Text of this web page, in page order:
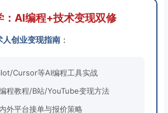
：AI编程+技术变现双修
人创业变现指南 ：
Cursor等AI编程工具实战
程教程/B站/YouTube变现方法
外平台接单与报价策略